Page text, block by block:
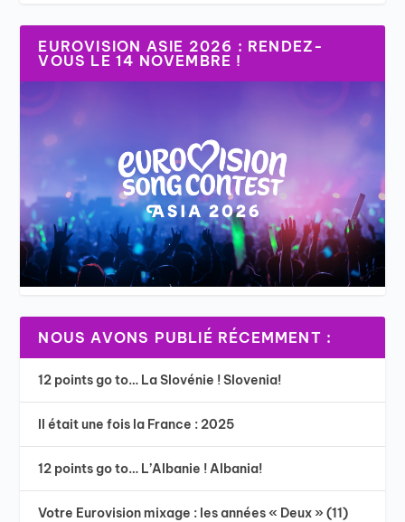
EUROVISION ASIE 2026 : RENDEZ-
VOUS LE 14 NOVEMBRE !
NOUS AVONS PUBLIÉ RÉCEMMENT :
12 points go to… La Slovénie ! Slovenia!
Il était une fois la France : 2025
12 points go to… L’Albanie ! Albania!
Votre Eurovision mixage : les années « Deux » (11)